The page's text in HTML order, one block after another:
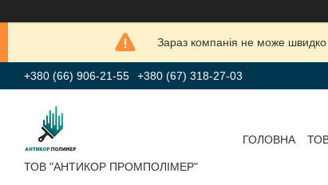
Зараз компанія не може швидко
+380 (66) 906-21-55 +380 (67) 318-27-03
ТОВ "АНТИКОР ПРОМПОЛІМЕР"
ГОЛОВНА